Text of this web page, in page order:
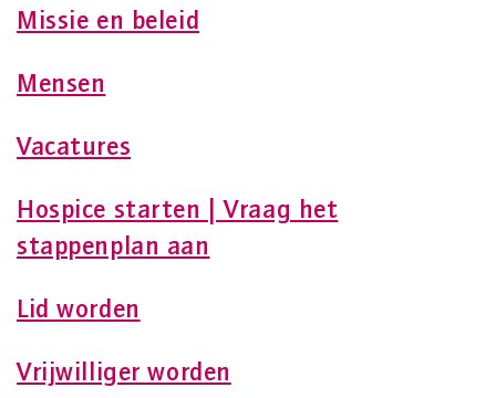
Missie en beleid
Mensen
Vacatures
Hospice starten | Vraag het
stappenplan aan
Lid worden
Vrijwilliger worden